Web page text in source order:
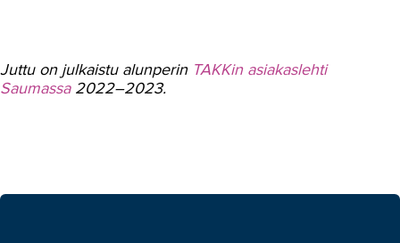
Juttu on julkaistu alunperin TAKKin asiakaslehti
Saumassa 2022–2023.